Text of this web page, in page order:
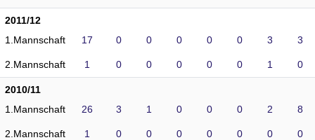
2011/12
1.Mannschaft
17 0 0 0 0 0 3 3
2.Mannschaft 1 0 0 0 0 0 1 0
2010/11
1.Mannschaft
26 3 1 0 0 0 2 8
2.Mannschaft 1 0 0 0 0 0 0 0